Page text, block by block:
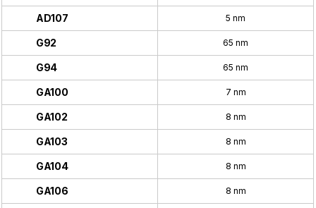
AD107 5 nm
G92 65 nm
G94 65 nm
GA100 7 nm
GA102 8 nm
GA103 8 nm
GA104 8 nm
GA106 8 nm